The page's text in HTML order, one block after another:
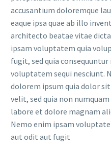
accusantium doloremque
eaque ipsa quae ab illo
architecto beatae vitae
ipsam voluptatem quia
fugit, sed quia
voluptatem sequi nesciunt.
dolorem ipsum quia dolor
velit, sed quia non
labore et dolore magnam
Nemo enim ipsam
aut odit aut fugit